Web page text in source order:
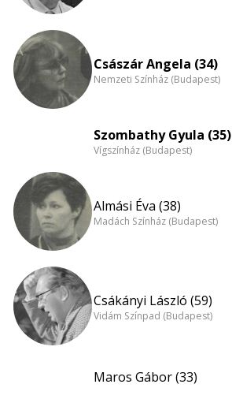
Császár Angela (34)
Nemzeti Színház (Budapest)
Szombathy Gyula (35)
Vígszínház (Budapest)
Almási Éva (38)
Madách Színház (Budapest)
Csákányi László (59)
Vidám Színpad (Budapest)
Maros Gábor (33)